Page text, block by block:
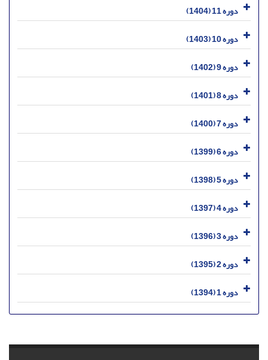
دوره 11 (1404)
دوره 10 (1403)
دوره 9 (1402)
دوره 8 (1401)
دوره 7 (1400)
دوره 6 (1399)
دوره 5 (1398)
دوره 4 (1397)
دوره 3 (1396)
دوره 2 (1395)
دوره 1 (1394)